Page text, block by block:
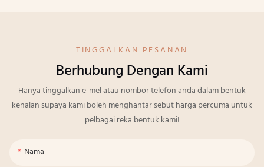
TINGGALKAN PESANAN
Berhubung Dengan Kami
Hanya tinggalkan e-mel atau nombor telefon anda dalam bentuk
kenalan supaya kami boleh menghantar sebut harga percuma untuk
pelbagai reka bentuk kami!
Nama